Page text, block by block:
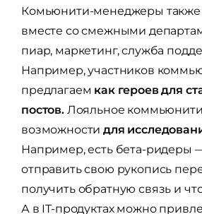
Комьюнити-менеджеры также
вместе со смежными
пиар, маркетинг, служба
Например, участников
предлагаем как героев для
постов. Лояльное
возможностидля
Например, есть бета-
отправить свою рукопись
получить обратную связь и
А в IT-продуктах можно